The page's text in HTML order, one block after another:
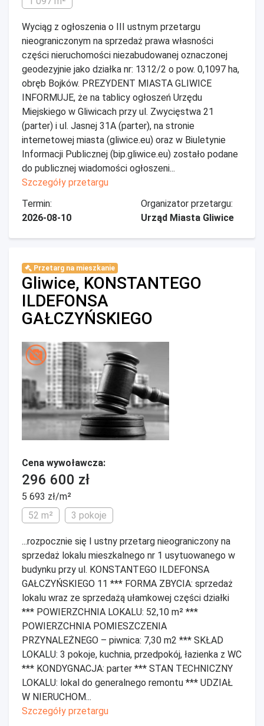
Wyciąg z ogłoszenia o III ustnym przetargu
nieograniczonym na sprzedaż prawa własności
części nieruchomości niezabudowanej oznaczonej
geodezyjnie jako działka nr: 1312/2 o pow. 0,1097 ha,
obręb Bojków. PREZYDENT MIASTA GLIWICE
INFORMUJE, że na tablicy ogłoszeń Urzędu
Miejskiego w Gliwicach przy ul. Zwycięstwa 21
(parter) i ul. Jasnej 31A (parter), na stronie
internetowej miasta (gliwice.eu) oraz w Biuletynie
Informacji Publicznej (bip.gliwice.eu) zostało podane
do publicznej wiadomości ogłoszeni...
Szczegóły przetargu
Termin:
2026-08-10
Organizator przetargu:
Urząd Miasta Gliwice
Przetarg na mieszkanie
Gliwice, KONSTANTEGO
ILDEFONSA
GAŁCZYŃSKIEGO
Cena wywoławcza:
296 600 zł
5 693 zł/m²
52 m²
3 pokoje
...rozpocznie się I ustny przetarg nieograniczony na
sprzedaż lokalu mieszkalnego nr 1 usytuowanego w
budynku przy ul. KONSTANTEGO ILDEFONSA
GAŁCZYŃSKIEGO 11 *** FORMA ZBYCIA: sprzedaż
lokalu wraz ze sprzedażą ułamkowej części działki
*** POWIERZCHNIA LOKALU: 52,10 m² ***
POWIERZCHNIA POMIESZCZENIA
PRZYNALEŻNEGO – piwnica: 7,30 m2 *** SKŁAD
LOKALU: 3 pokoje, kuchnia, przedpokój, łazienka z WC
*** KONDYGNACJA: parter *** STAN TECHNICZNY
LOKALU: lokal do generalnego remontu *** UDZIAŁ
W NIERUCHOM...
Szczegóły przetargu